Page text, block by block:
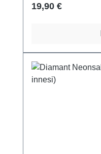
Regulärer Preis:
19,90 €